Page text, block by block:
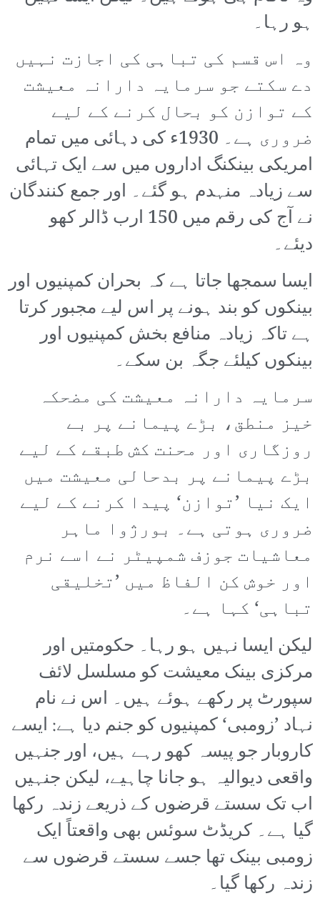
ہو رہا۔
وہ اس قسم کی تباہی کی اجازت نہیں
دے سکتے جو سرمایہ دارانہ معیشت
کے توازن کو بحال کرنے کے لیے
ضروری ہے۔ 1930ء کی دہائی میں تمام
امریکی بینکنگ اداروں میں سے ایک تہائی
سے زیادہ منہدم ہو گئے۔ اور جمع کنندگان
نے آج کی رقم میں 150 ارب ڈالر کھو
دیئے۔
ایسا سمجھا جاتا ہے کہ بحران کمپنیوں اور
بینکوں کو بند ہونے پر اس لیے مجبور کرتا
ہے تاکہ زیادہ منافع بخش کمپنیوں اور
بینکوں کیلئے جگہ بن سکے۔
سرمایہ دارانہ معیشت کی مضحکہ
خیز منطق، بڑے پیمانے پر بے
روزگاری اور محنت کش طبقے کے لیے
بڑے پیمانے پر بدحالی معیشت میں
ایک نیا ’توازن‘ پیدا کرنے کے لیے
ضروری ہوتی ہے۔ بورژوا ماہر
معاشیات جوزف شمپیٹر نے اسے نرم
اور خوش کن الفاظ میں ’تخلیقی
تباہی‘ کہا ہے۔
لیکن ایسا نہیں ہو رہا۔ حکومتیں اور
مرکزی بینک معیشت کو مسلسل لائف
سپورٹ پر رکھے ہوئے ہیں۔ اس نے نام
نہاد ’زومبی‘ کمپنیوں کو جنم دیا ہے: ایسے
کاروبار جو پیسہ کھو رہے ہیں، اور جنہیں
واقعی دیوالیہ ہو جانا چاہیے، لیکن جنہیں
اب تک سستے قرضوں کے ذریعے زندہ رکھا
گیا ہے۔ کریڈٹ سوئس بھی واقعتاً ایک
زومبی بینک تھا جسے سستے قرضوں سے
زندہ رکھا گیا۔